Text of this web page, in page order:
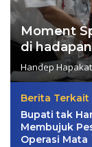
Moment
di
Handep Hapakat
Berita Terkait
Bupati tak
Membujuk
Operasi Mata